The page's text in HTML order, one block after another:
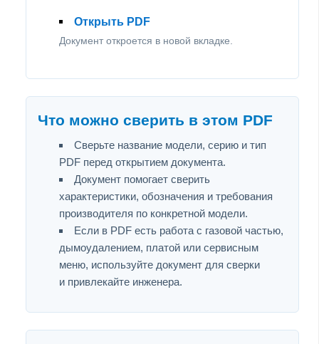
Открыть PDF
Документ откроется в новой вкладке.
Что можно сверить в этом PDF
Сверьте название модели, серию и тип
PDF перед открытием документа.
Документ помогает сверить
характеристики, обозначения и требования
производителя по конкретной модели.
Если в PDF есть работа с газовой частью,
дымоудалением, платой или сервисным
меню, используйте документ для сверки
и привлекайте инженера.